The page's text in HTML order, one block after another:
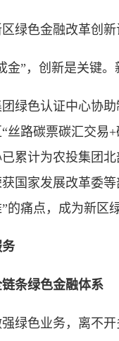
色金融改革创新
”，创新是关键。
色认证中心协助
丝路碳票碳汇交易
累计为农投集团
国家发展改革委
的痛点，成为新区
绿色金融体系
色业务，离不开